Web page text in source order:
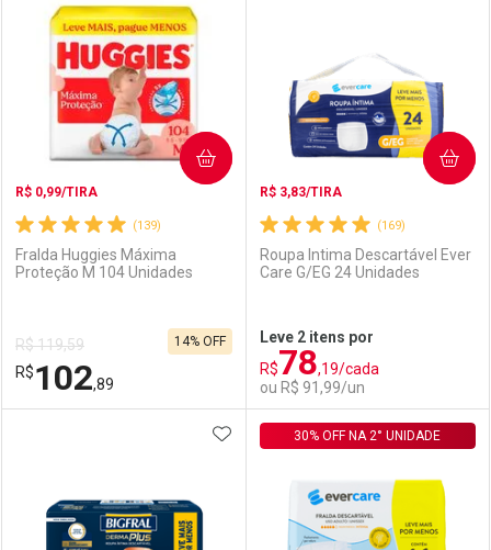
Laboratório
Comprar sem Desconto
Por R$ 119,90/cada
Por Menos
Comprar sem Desconto
Por R$ 119,90/cada
Comprar sem Desconto
Por R$ 84,99/cada
Comprar sem Desconto
Por R$ 84,99/cada
(139)
R$ 0,99/TIRA
Fralda Huggies Máxima
Proteção M 104 Unidades
R$ 119,59
R$102,89
14% OFF
COMPRAR
Laboratório
Por Menos
(169)
R$ 3,83/TIRA
Roupa Intima Descartável Ever
Care G/EG 24 Unidades
Leve 2 itens por
R$78,19/cada
ou R$ 91,99/un
COMPRAR
Laboratório
Por Menos
ADICIONAR AOS FAVORITOS
30% OFF NA 2° UNIDADE